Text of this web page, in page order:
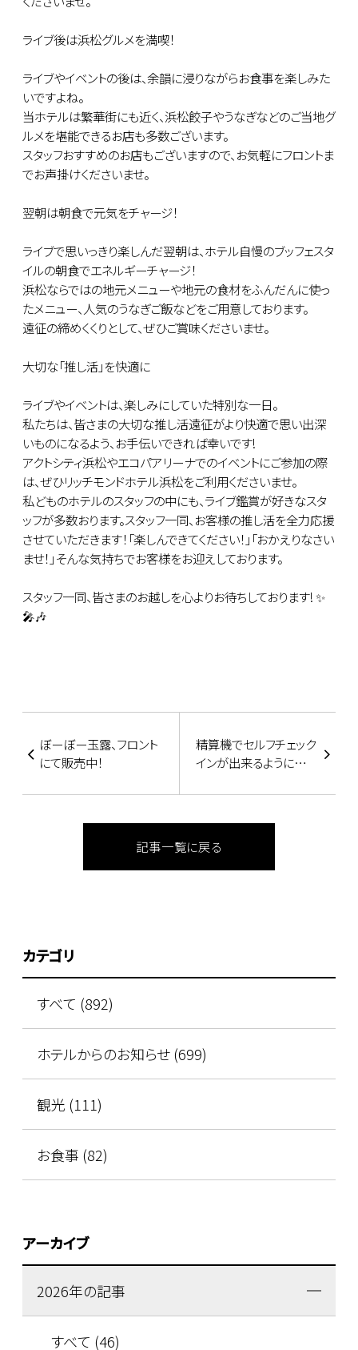
ライブ後は浜松グルメを満喫！
ライブやイベントの後は、余韻に浸りながらお食事を楽しみた
いですよね。
当ホテルは繁華街にも近く、浜松餃子やうなぎなどのご当地グ
ルメを堪能できるお店も多数ございます。
スタッフおすすめのお店もございますので、お気軽にフロントま
でお声掛けくださいませ。
翌朝は朝食で元気をチャージ！
ライブで思いっきり楽しんだ翌朝は、ホテル自慢のブッフェスタ
イルの朝食でエネルギーチャージ！
浜松ならではの地元メニューや地元の食材をふんだんに使っ
たメニュー、人気のうなぎご飯などをご用意しております。
遠征の締めくくりとして、ぜひご賞味くださいませ。
大切な「推し活」を快適に
ライブやイベントは、楽しみにしていた特別な一日。
私たちは、皆さまの大切な推し活遠征がより快適で思い出深
いものになるよう、お手伝いできれば幸いです!
アクトシティ浜松やエコパアリーナでのイベントにご参加の際
は、ぜひリッチモンドホテル浜松をご利用くださいませ。
私どものホテルのスタッフの中にも、ライブ鑑賞が好きなスタ
ッフが多数おります。スタッフ一同、お客様の推し活を全力応援
させていただきます！「楽しんできてください！」「おかえりなさい
ませ！」そんな気持ちでお客様をお迎えしております。
スタッフ一同、皆さまのお越しを心よりお待ちしております! ✨
🎤🎶
ぼーぼー玉露、フロント
にて販売中！
精算機でセルフチェック
インが出来るようになり
記事一覧に戻る
カテゴリ
すべて (892)
ホテルからのお知らせ (699)
観光 (111)
お食事 (82)
アーカイブ
2026年の記事
すべて (46)